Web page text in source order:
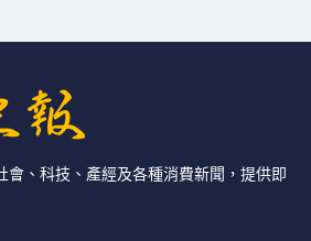
會、科技、產經及各種消費新聞，提供即